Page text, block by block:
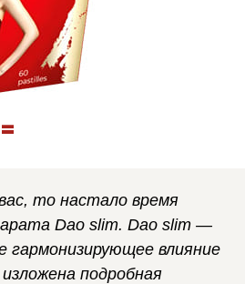
то настало время
Dao slim. Dao slim —
гармонизирующее влияние
подробная